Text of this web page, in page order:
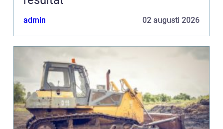
admin 02 augusti 2026